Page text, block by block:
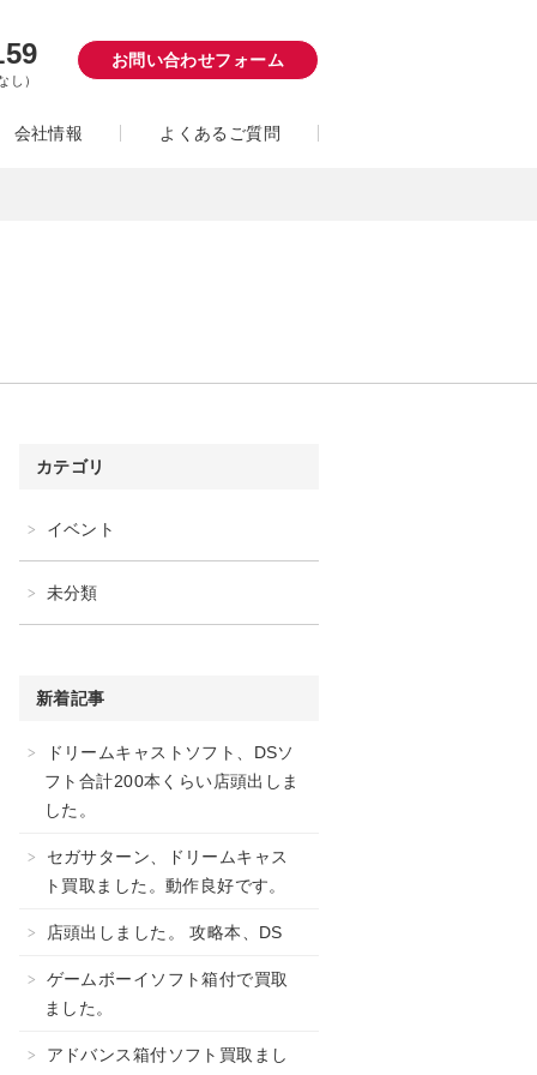
し）
お問い合わせフォーム
会社情報 よくあるご質問
カテゴリ
イベント
未分類
新着記事
ドリームキャストソフト、DSソ
フト合計200本くらい店頭出しま
した。
セガサターン、ドリームキャス
ト買取ました。動作良好です。
店頭出しました。 攻略本、DS
ゲームボーイソフト箱付で買取
ました。
アドバンス箱付ソフト買取まし